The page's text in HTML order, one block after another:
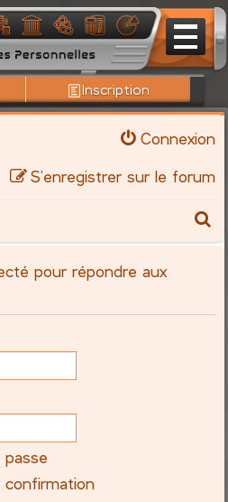
Inscription
Connexion
S’enregistrer sur le forum
pour répondre aux
passe
confirmation